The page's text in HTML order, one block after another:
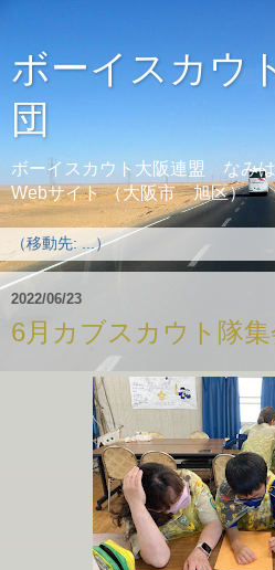
ボーイスカウ
団
ボーイスカウト大阪連盟 なみ
Webサイト （大阪市 旭区）
2022/06/23
6月カブスカウト隊集